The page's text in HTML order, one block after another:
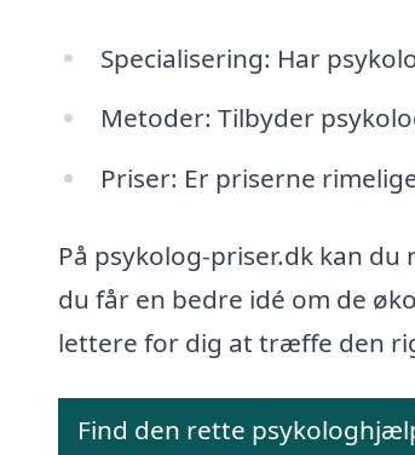
Specialisering: Har
Metoder: Tilbyder
Priser: Er priserne
På psykolog-priser.dk kan
du får en bedre idé om de
lettere for dig at træffe den
Find den rette